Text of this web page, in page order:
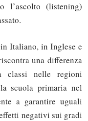
l’ascolto (listening)
Italiano, in Inglese e
una differenza
nelle regioni
scuola primaria nel
a garantire uguali
negativi sui gradi